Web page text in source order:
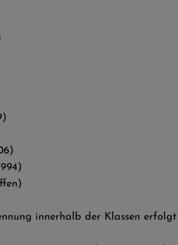
innerhalb der Klassen erfolgt